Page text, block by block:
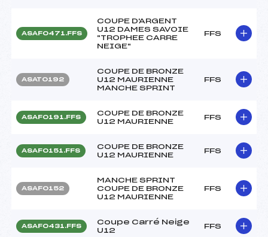
ASAF0471.FFS
COUPE D'ARGENT
U12 DAMES SAVOIE
"TROPHEE CARRE
NEIGE"
FFS
ASAT0192
COUPE DE BRONZE
U12 MAURIENNE
MANCHE SPRINT
FFS
ASAF0191.FFS
COUPE DE BRONZE
U12 MAURIENNE
FFS
ASAF0151.FFS
COUPE DE BRONZE
U12 MAURIENNE
FFS
ASAF0152
MANCHE SPRINT
COUPE DE BRONZE
U12 MAURIENNE
FFS
ASAF0431.FFS
Coupe Carré Neige
U12
FFS